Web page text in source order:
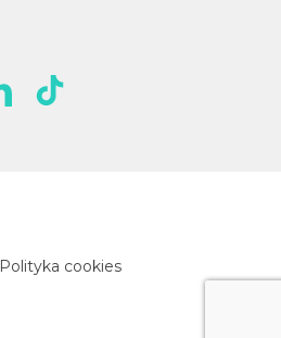
Polityka cookies